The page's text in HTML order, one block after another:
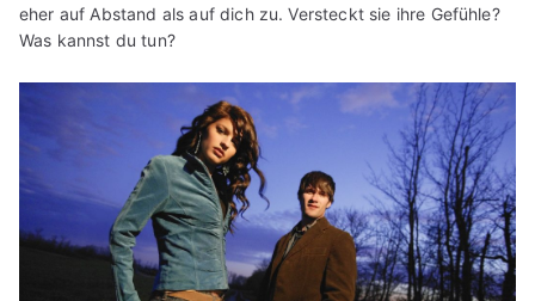
eher auf Abstand als auf dich zu. Versteckt sie ihre Gefühle?
Was kannst du tun?